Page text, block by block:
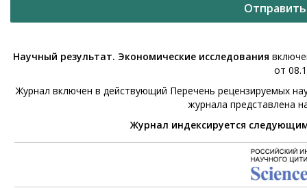
Научный результат. Экономические исследования
от
Журнал включен в действующий Перечень рецензируемых
журнала представлена
Журнал индексируется